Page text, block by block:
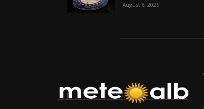
August 6, 2026